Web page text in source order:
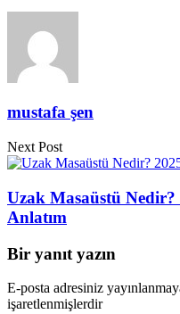
mustafa şen
Next Post
Uzak Masaüstü Nedir?
Anlatım
Bir yanıt yazın
E-posta adresiniz
işaretlenmişlerdir